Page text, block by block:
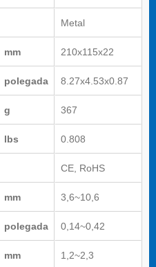
Metal
mm 210x115x22
polegada 8.27x4.53x0.87
g 367
lbs 0.808
CE, RoHS
mm 3,6~10,6
polegada 0,14~0,42
mm 1,2~2,3